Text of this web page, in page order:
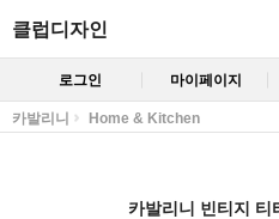
클럽디자인
로그인 마이페이지
카발리니 Home & Kitchen
카발리니 빈티지